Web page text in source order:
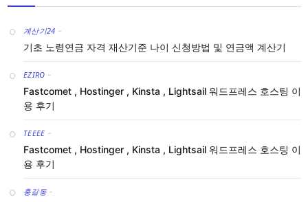
계산기24 -
기초 노령연금 자격 재산기준 나이 신청방법 및 연금액 계산기
EZIRO -
Fastcomet , Hostinger , Kinsta , Lightsail 워드프레스 호스팅 이
용 후기
TEEEE -
Fastcomet , Hostinger , Kinsta , Lightsail 워드프레스 호스팅 이
용 후기
홍길동 -